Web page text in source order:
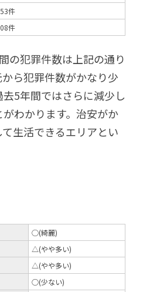
件
件
の犯罪件数は上記の通り
ら犯罪件数がかなり少
5年間ではさらに減少し
わかります。治安がか
生活できるエリアとい
◯(綺麗)
△(やや多い)
△(やや多い)
○(少ない)